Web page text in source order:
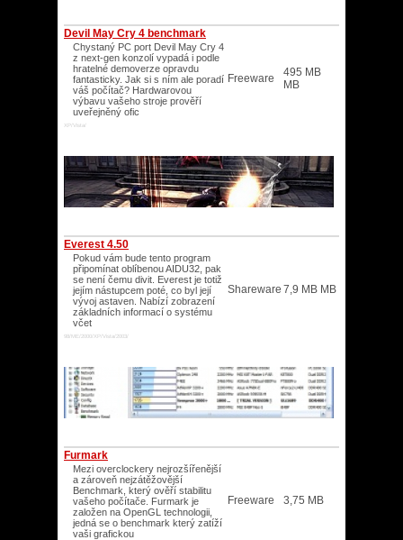
Devil May Cry 4 benchmark
Chystaný PC port Devil May Cry 4
z next-gen konzolí vypadá i podle
hratelné demoverze opravdu
fantasticky. Jak si s ním ale poradí
váš počítač? Hardwarovou
výbavu vašeho stroje prověří
uveřejněný ofic
XP/Vista/
Freeware
495 MB
MB
Everest 4.50
Pokud vám bude tento program
připomínat oblíbenou AIDU32, pak
se není čemu divit. Everest je totiž
jejím nástupcem poté, co byl její
vývoj astaven. Nabízí zobrazení
základních informací o systému
včet
98/ME/2000/XP/Vista/2003/
Shareware 7,9 MB MB
Furmark
Mezi overclockery nejrozšířenější
a zároveň nejzátěžovější
Benchmark, který ověří stabilitu
vašeho počítače. Furmark je
založen na OpenGL technologii,
jedná se o benchmark který zatíží
vaši grafickou
Freeware 3,75 MB